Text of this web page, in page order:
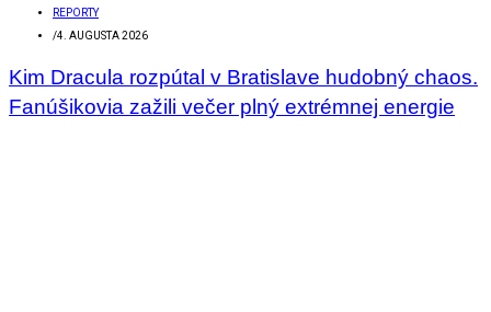
REPORTY
/4. AUGUSTA 2026
Kim Dracula rozpútal v Bratislave hudobný chaos.
Fanúšikovia zažili večer plný extrémnej energie